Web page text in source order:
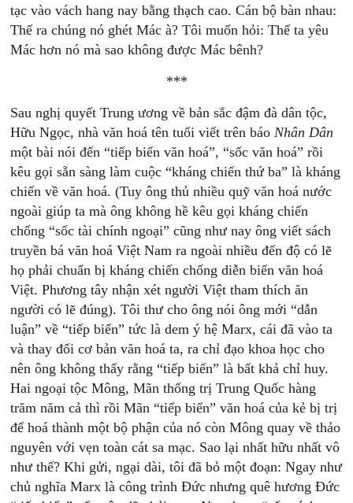
tạc vào vách hang nay bằng thạch cao. Cán bộ bàn nhau:
Thế ra chúng nó ghét Mác à? Tôi muốn hỏi: Thế ta yêu
Mác hơn nó mà sao không được Mác bênh?
***
Sau nghị quyết Trung ương về bản sắc đậm đà dân tộc,
Hữu Ngọc, nhà văn hoá tên tuổi viết trên báoNhân Dân
một bài nói đến “tiếp biến văn hoá”, “sốc văn hoá” rồi
kêu gọi sẵn sàng làm cuộc “kháng chiến thứ ba” là kháng
chiến về văn hoá. (Tuy ông thủ nhiều quỹ văn hoá nước
ngoài giúp ta mà ông không hề kêu gọi kháng chiến
chống “sốc tài chính ngoại” cũng như nay ông viết sách
truyền bá văn hoá Việt Nam ra ngoài nhiều đến độ có lẽ
họ phải chuẩn bị kháng chiến chống diễn biến văn hoá
Việt. Phương tây nhận xét người Việt tham thích ăn
người có lẽ đúng). Tôi thư cho ông nói ông mới “dẫn
luận” về “tiếp biến” tức là dem ý hệ Marx, cái đã vào ta
và thay đối cơ bản văn hoá ta, ra chỉ đạo khoa học cho
nên ông không thấy rằng “tiếp biến” là bất khả chỉ huy.
Hai ngoại tộc Mông, Mãn thống trị Trung Quốc hàng
trăm năm cả thì rồi Mãn “tiếp biến” văn hoá của kẻ bị trị
để hoá thành một bộ phận của nó còn Mông quay về thảo
nguyên với vẹn toàn cát sa mạc. Sao lại nhất hữu nhất vô
như thế? Khi gửi, ngại dài, tôi đã bỏ một đoạn: Ngay như
chủ nghĩa Marx là công trình Đức nhưng quê hương Đức